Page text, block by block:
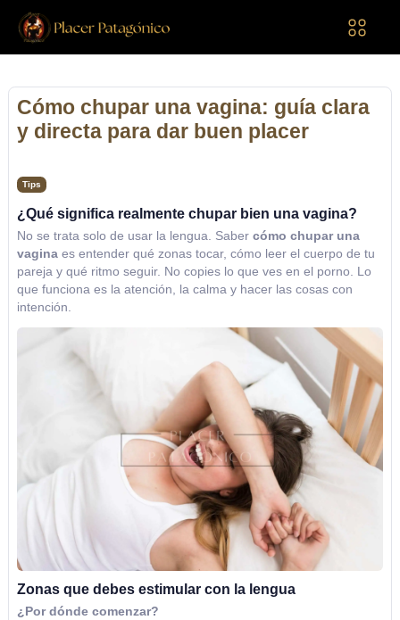
Cómo chupar una vagina: guía clara
y directa para dar buen placer
Tips
¿Qué significa realmente chupar bien una vagina?
No se trata solo de usar la lengua. Saber cómo chupar una
vagina es entender qué zonas tocar, cómo leer el cuerpo de tu
pareja y qué ritmo seguir. No copies lo que ves en el porno. Lo
que funciona es la atención, la calma y hacer las cosas con
intención.
Zonas que debes estimular con la lengua
¿Por dónde comenzar?